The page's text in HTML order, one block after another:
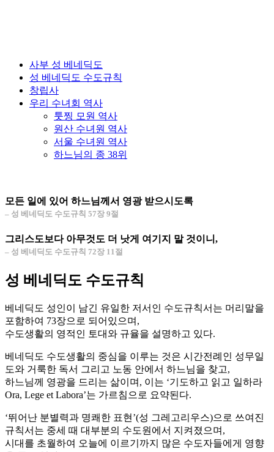
사부 성 베네딕도
성 베네딕도 수도규칙
창립사
우리 수녀회 역사
툿찡 모원 역사
원산 수녀원 역사
서울 수녀원 역사
하느님의 종 38위
모든 일에 있어 하느님께서 영광 받으시도록
– 성 베네딕도 수도규칙 57장 9절
그리스도보다 아무것도 더 낫게 여기지 말 것이니,
– 성 베네딕도 수도규칙 72장 11절
성 베네딕도 수도규칙
베네딕도 성인이 남긴 유일한 저서인 수도규칙서는 머리말을
포함하여 73장으로 되어있으며,
수도생활의 영적인 토대와 규율을 설명하고 있다.
베네딕도 수도생활의 중심을 이루는 것은 시간전례인 성무일
도와 거룩한 독서 그리고 노동 안에서 하느님을 찾고,
하느님께 영광을 드리는 삶이며, 이는 ‘기도하고 읽고 일하라
Ora, Lege et Labora’는 가르침으로 요약된다.
‘뛰어난 분별력과 명쾌한 표현’(성 그레고리우스)으로 쓰여진
규칙서는 중세 때 대부분의 수도원에서 지켜졌으며,
시대를 초월하여 오늘에 이르기까지 많은 수도자들에게 영향